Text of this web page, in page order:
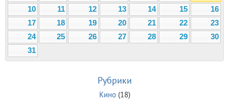
10
11 12 13 14 15
16
17
18 19 20 21 22
23
24
25 26 27 28 29
30
31
Рубрики
Кино(18)